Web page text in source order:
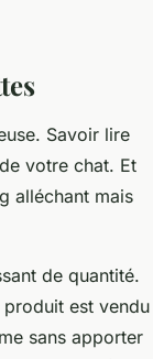
Savoir lire
votre chat. Et
alléchant mais
de quantité.
est vendu
sans apporter